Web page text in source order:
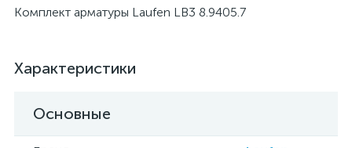
Комплект арматуры Laufen LB3 8.9405.7
Характеристики
Основные